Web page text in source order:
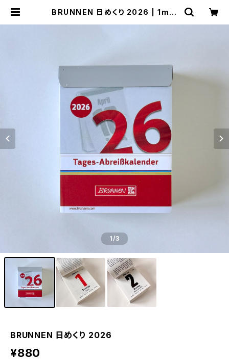
BRUNNEN 日めくり 2026 | 1mm
1/3
BRUNNEN 日めくり 2026
¥880